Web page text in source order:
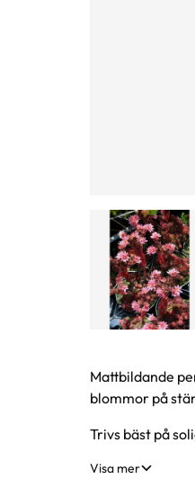
Mattbildande
blommor på
Trivs bäst på
Visa mer